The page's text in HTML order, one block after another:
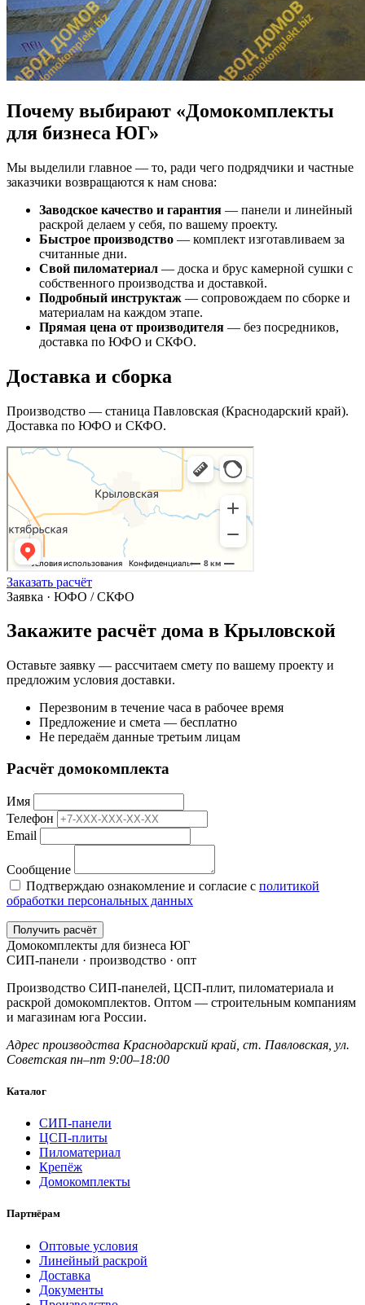
Почему выбирают «Домокомплекты
для бизнеса ЮГ»
Мы выделили главное — то, ради чего подрядчики и частные
заказчики возвращаются к нам снова:
Заводское качество и гарантия — панели и линейный
раскрой делаем у себя, по вашему проекту.
Быстрое производство — комплект изготавливаем за
считанные дни.
Свой пиломатериал — доска и брус камерной сушки с
собственного производства и доставкой.
Подробный инструктаж — сопровождаем по сборке и
материалам на каждом этапе.
Прямая цена от производителя — без посредников,
доставка по ЮФО и СКФО.
Доставка и сборка
Производство — станица Павловская (Краснодарский край).
Доставка по ЮФО и СКФО.
Заказать расчёт
Заявка · ЮФО / СКФО
Закажите расчёт дома в Крыловской
Оставьте заявку — рассчитаем смету по вашему проекту и
предложим условия доставки.
Перезвоним в течение часа в рабочее время
Предложение и смета — бесплатно
Не передаём данные третьим лицам
Расчёт домокомплекта
Имя
Телефон
Email
Сообщение
Подтверждаю ознакомление и согласие с политикой
обработки персональных данных
Получить расчёт
Домокомплекты для бизнеса ЮГ
СИП-панели · производство · опт
Производство СИП-панелей, ЦСП-плит, пиломатериала и
раскрой домокомплектов. Оптом — строительным компаниям
и магазинам юга России.
Адрес производства Краснодарский край, ст. Павловская, ул.
Советская пн–пт 9:00–18:00
Каталог
СИП-панели
ЦСП-плиты
Пиломатериал
Крепёж
Домокомплекты
Партнёрам
Оптовые условия
Линейный раскрой
Доставка
Документы